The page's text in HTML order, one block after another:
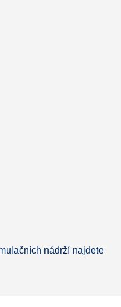
nádrží najdete